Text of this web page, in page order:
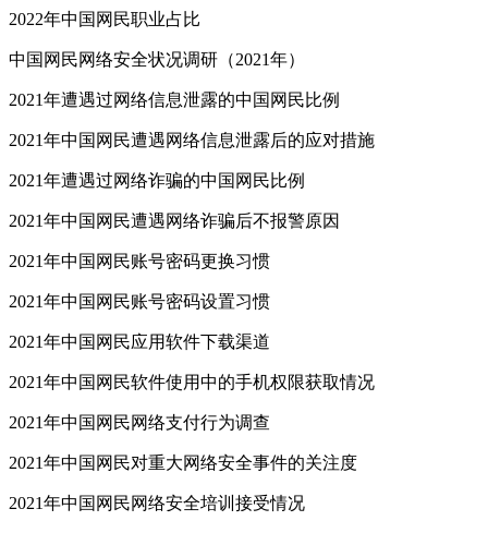
2022年中国网民职业占比
中国网民网络安全状况调研（2021年）
2021年遭遇过网络信息泄露的中国网民比例
2021年中国网民遭遇网络信息泄露后的应对措施
2021年遭遇过网络诈骗的中国网民比例
2021年中国网民遭遇网络诈骗后不报警原因
2021年中国网民账号密码更换习惯
2021年中国网民账号密码设置习惯
2021年中国网民应用软件下载渠道
2021年中国网民软件使用中的手机权限获取情况
2021年中国网民网络支付行为调查
2021年中国网民对重大网络安全事件的关注度
2021年中国网民网络安全培训接受情况